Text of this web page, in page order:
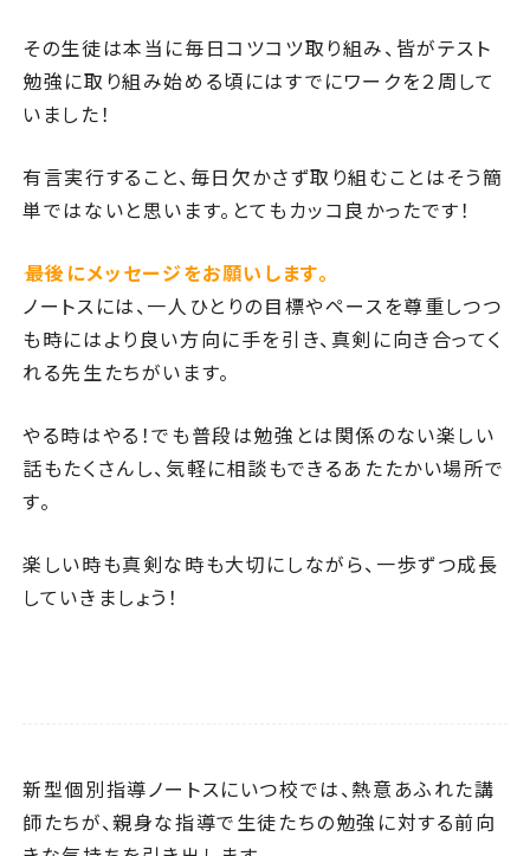
その生徒は本当に毎日コツコツ取り組み、皆がテスト
勉強に取り組み始める頃にはすでにワークを２周して
いました！
有言実行すること、毎日欠かさず取り組むことはそう簡
単ではないと思います。とてもカッコ良かったです！
――最後にメッセージをお願いします。
ノートスには、一人ひとりの目標やペースを尊重しつつ
も時にはより良い方向に手を引き、真剣に向き合ってく
れる先生たちがいます。
やる時はやる！でも普段は勉強とは関係のない楽しい
話もたくさんし、気軽に相談もできるあたたかい場所で
す。
楽しい時も真剣な時も大切にしながら、一歩ずつ成長
していきましょう！
新型個別指導ノートスにいつ校では、熱意あふれた講
師たちが、親身な指導で生徒たちの勉強に対する前向